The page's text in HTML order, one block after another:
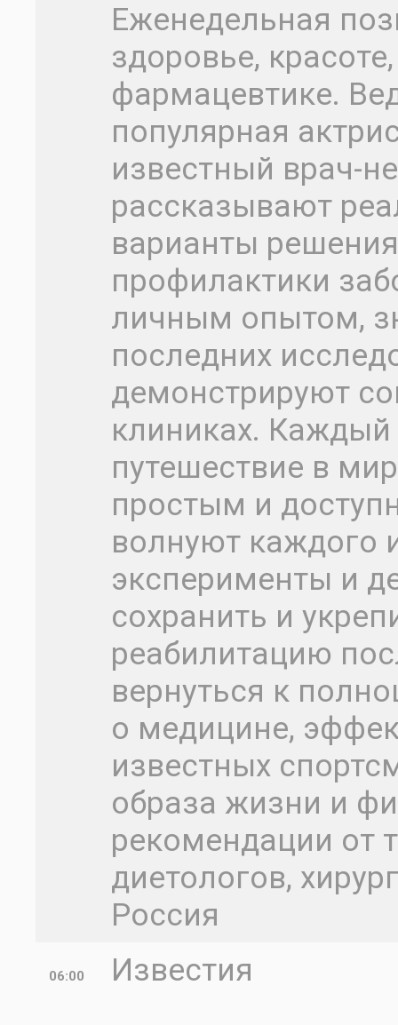
Еженедельная
здоровье,
фармацевтике.
популярная
известный врач-
рассказывают
варианты
профилактики
личным опытом,
последних
демонстрируют
клиниках. Каждый
путешествие в
простым и
волнуют каждого
эксперименты и
сохранить и
реабилитацию
вернуться к
о медицине,
известных
образа жизни и
рекомендации от
диетологов,
Россия
06:00
Известия